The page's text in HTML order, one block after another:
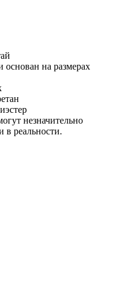
основан на размерах
незначительно
в реальности.